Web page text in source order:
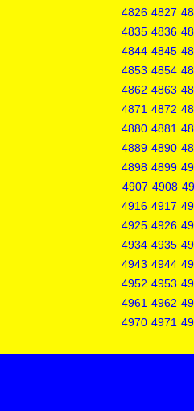
4826 4827
4835 4836
4844 4845
4853 4854
4862 4863
4871 4872
4880 4881
4889 4890
4898 4899
4907 4908
4916 4917
4925 4926
4934 4935
4943 4944
4952 4953
4961 4962
4970 4971